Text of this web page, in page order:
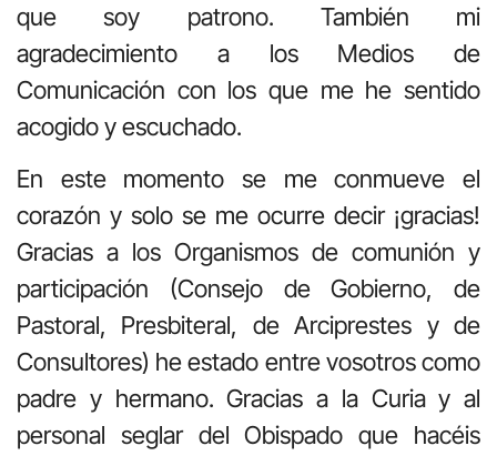
que soy patrono. También mi
agradecimiento a los Medios de
Comunicación con los que me he sentido
acogido y escuchado.
En este momento se me conmueve el
corazón y solo se me ocurre decir ¡gracias!
Gracias a los Organismos de comunión y
participación (Consejo de Gobierno, de
Pastoral, Presbiteral, de Arciprestes y de
Consultores) he estado entre vosotros como
padre y hermano. Gracias a la Curia y al
personal seglar del Obispado que hacéis